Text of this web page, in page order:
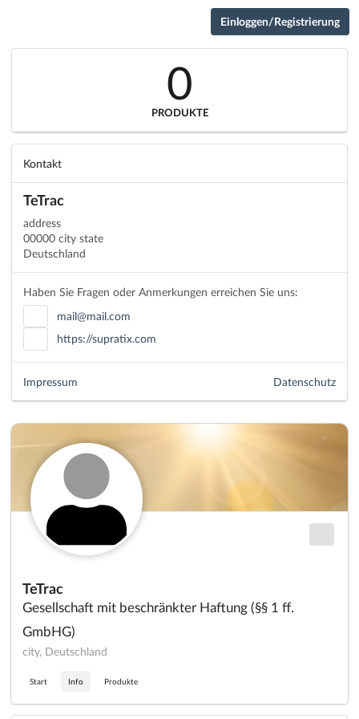
Einloggen/Registrierung
TeTrac
Gesellschaft mit beschränkter Haftung (§§ 1 ff.
GmbHG)
city, Deutschland
Start Info Produkte
0
PRODUKTE
Kontakt
TeTrac
address
00000 city state
Deutschland
Haben Sie Fragen oder Anmerkungen erreichen Sie uns:
mail@mail.com
https://supratix.com
Datenschutz
Impressum